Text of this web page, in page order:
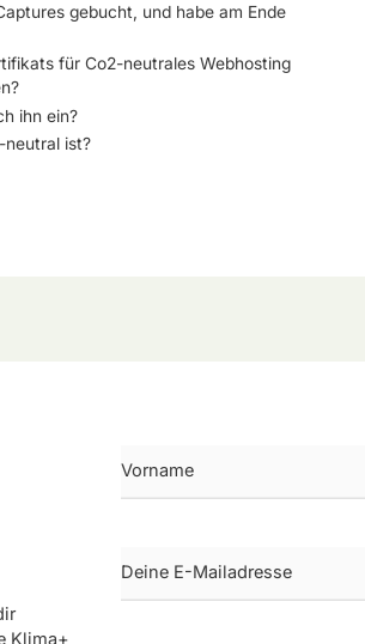
gebucht, und habe am Ende
für Co2-neutrales Webhosting
ihn ein?
neutral ist?
Klima+